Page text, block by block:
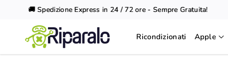
contenuto
🚚 Spedizione Express in 24 / 72 ore - Sempre Gratuita!
Ricondizionati Apple